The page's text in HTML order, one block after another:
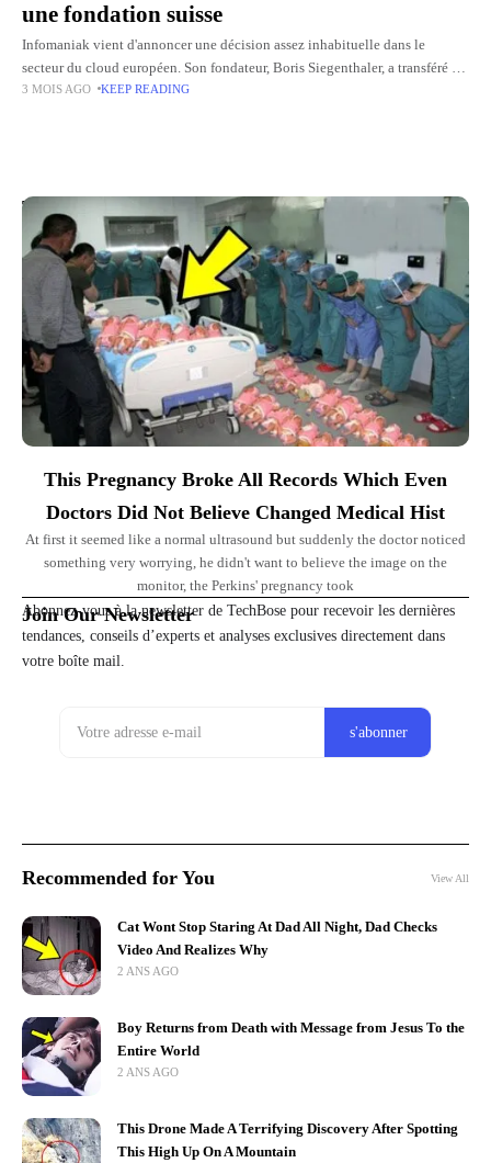
une fondation suisse
Infomaniak vient d'annoncer une décision assez inhabituelle dans le
secteur du cloud européen. Son fondateur, Boris Siegenthaler, a transféré la
majorité des droits de vote de l'entreprise à la Fondation
3 MOIS AGO KEEP READING
Top Picks for You
This Pregnancy Broke All Records Which Even
Doctors Did Not Believe Changed Medical Hist
At first it seemed like a normal ultrasound but suddenly the doctor noticed
something very worrying, he didn't want to believe the image on the
monitor, the Perkins' pregnancy took
Join Our Newsletter
Abonnez-vous à la newsletter de TechBose pour recevoir les dernières
tendances, conseils d’experts et analyses exclusives directement dans
votre boîte mail.
Recommended for You View All
Cat Wont Stop Staring At Dad All Night, Dad Checks
Video And Realizes Why
2 ANS AGO
Boy Returns from Death with Message from Jesus To the
Entire World
2 ANS AGO
This Drone Made A Terrifying Discovery After Spotting
This High Up On A Mountain